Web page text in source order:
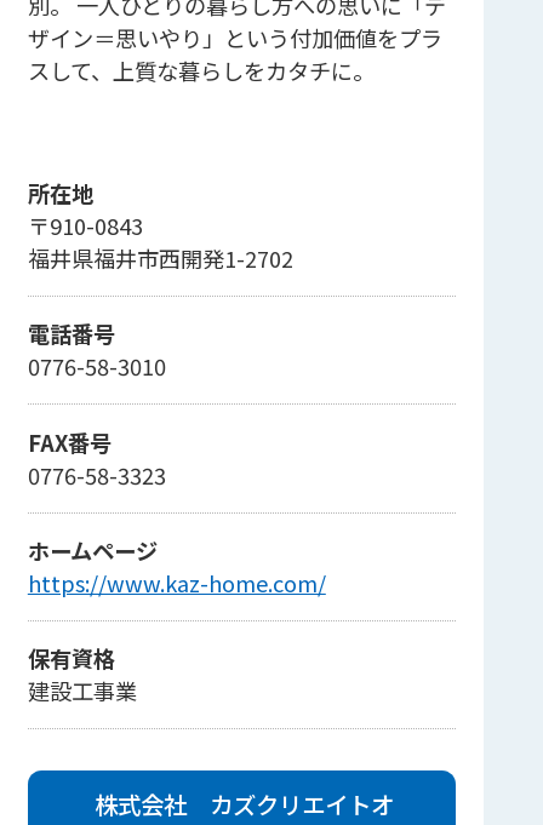
ザイン＝思いやり」という付加価値をプラ
スして、上質な暮らしをカタチに。
所在地
〒910-0843
福井県福井市西開発1-2702
電話番号
0776-58-3010
FAX番号
0776-58-3323
ホームページ
https://www.kaz-home.com/
保有資格
建設工事業
株式会社 カズクリエイトオ